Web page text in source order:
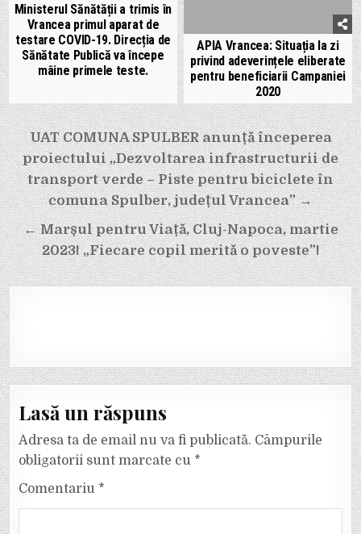
Ministerul Sănătății a trimis în
Vrancea primul aparat de
testare COVID-19. Direcția de
Sănătate Publică va începe
mâine primele teste.
APIA Vrancea: Situația la zi
privind adeverințele eliberate
pentru beneficiarii Campaniei
2020
Navigare
în
articole
UAT COMUNA SPULBER anunță începerea
proiectului „Dezvoltarea infrastructurii de
transport verde – Piste pentru biciclete în
comuna Spulber, județul Vrancea” →
← Marșul pentru Viață, Cluj-Napoca, martie
2023! „Fiecare copil merită o poveste”!
Lasă un răspuns
Adresa ta de email nu va fi publicată. Câmpurile
obligatorii sunt marcate cu *
Comentariu *